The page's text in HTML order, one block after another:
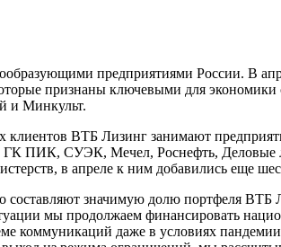
предприятиями России. В
признаны ключевыми для
и Минкульт.
ВТБ Лизинг занимают
ПИК, СУЭК, Мечел, Роснефть, Деловые
в апреле к ним добавились еще
значимую долю портфеля ВТБ
мы продолжаем финансировать
коммуникаций даже в условиях